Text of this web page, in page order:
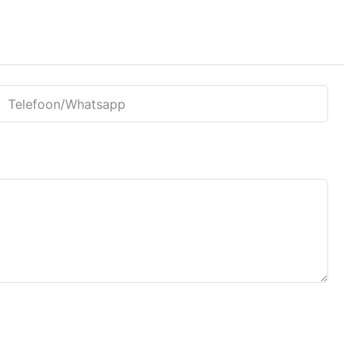
Telefoon/whatsapp